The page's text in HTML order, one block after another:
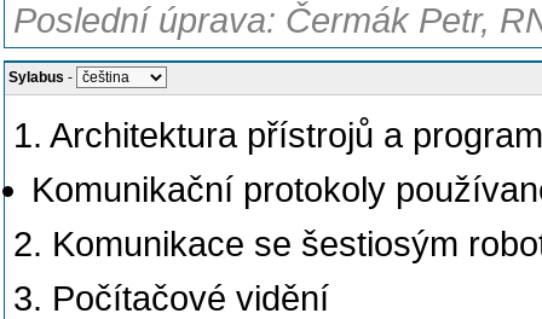
Poslední úprava: Čermák Petr,
Sylabus -
1. Architektura přístrojů a
Komunikační protokoly
2. Komunikace se šestiosým
3. Počítačové vidění